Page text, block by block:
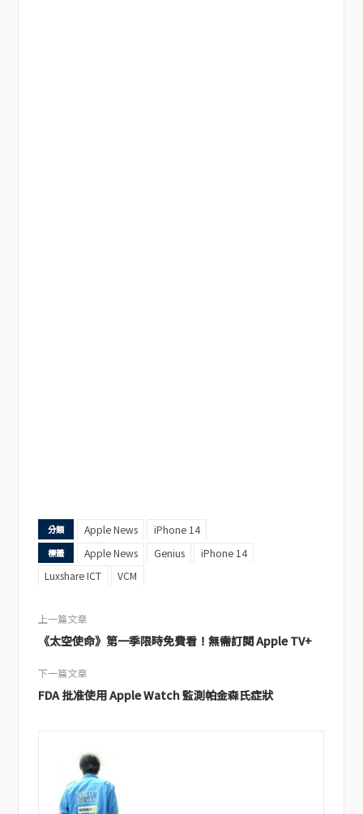
分類 Apple News iPhone 14
標籤 Apple News Genius
iPhone 14
Luxshare ICT
VCM
上一篇文章
《太空使命》第一季限時免費看！無需訂閱 Apple TV+
下一篇文章
FDA 批准使用 Apple Watch 監測帕金森氏症狀